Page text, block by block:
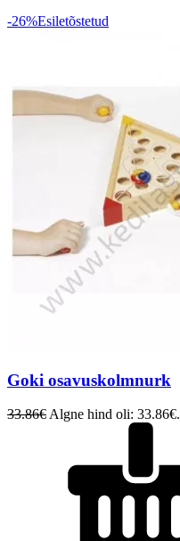
-26%Esiletõstetud
Goki osavuskolmnurk
33.86€ Algne hind oli: 33.86€.